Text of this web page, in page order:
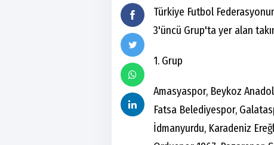
Türkiye Futbol
3'üncü Grup'ta yer alan
1. Grup
Amasyaspor, Beykoz
Fatsa Belediyespor,
İdmanyurdu, Karadeniz